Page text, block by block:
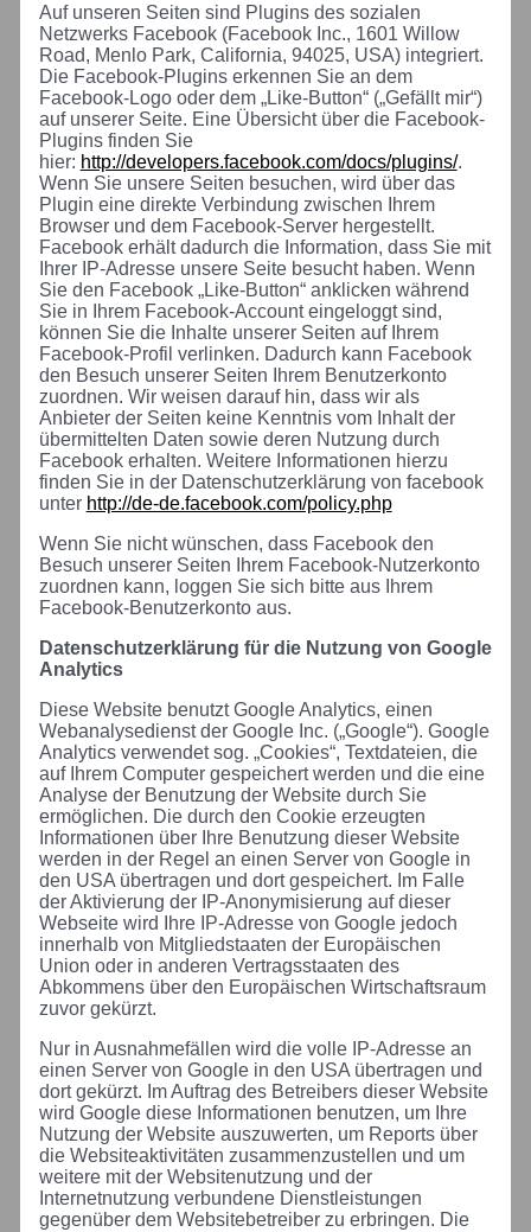
Auf unseren Seiten sind Plugins des sozialen
Netzwerks Facebook (Facebook Inc., 1601 Willow
Road, Menlo Park, California, 94025, USA) integriert.
Die Facebook-Plugins erkennen Sie an dem
Facebook-Logo oder dem „Like-Button“ („Gefällt mir“)
auf unserer Seite. Eine Übersicht über die Facebook-
Plugins finden Sie
hier: http://developers.facebook.com/docs/plugins/.
Wenn Sie unsere Seiten besuchen, wird über das
Plugin eine direkte Verbindung zwischen Ihrem
Browser und dem Facebook-Server hergestellt.
Facebook erhält dadurch die Information, dass Sie mit
Ihrer IP-Adresse unsere Seite besucht haben. Wenn
Sie den Facebook „Like-Button“ anklicken während
Sie in Ihrem Facebook-Account eingeloggt sind,
können Sie die Inhalte unserer Seiten auf Ihrem
Facebook-Profil verlinken. Dadurch kann Facebook
den Besuch unserer Seiten Ihrem Benutzerkonto
zuordnen. Wir weisen darauf hin, dass wir als
Anbieter der Seiten keine Kenntnis vom Inhalt der
übermittelten Daten sowie deren Nutzung durch
Facebook erhalten. Weitere Informationen hierzu
finden Sie in der Datenschutzerklärung von facebook
unter http://de-de.facebook.com/policy.php
Wenn Sie nicht wünschen, dass Facebook den
Besuch unserer Seiten Ihrem Facebook-Nutzerkonto
zuordnen kann, loggen Sie sich bitte aus Ihrem
Facebook-Benutzerkonto aus.
Datenschutzerklärung für die Nutzung von Google
Analytics
Diese Website benutzt Google Analytics, einen
Webanalysedienst der Google Inc. („Google“). Google
Analytics verwendet sog. „Cookies“, Textdateien, die
auf Ihrem Computer gespeichert werden und die eine
Analyse der Benutzung der Website durch Sie
ermöglichen. Die durch den Cookie erzeugten
Informationen über Ihre Benutzung dieser Website
werden in der Regel an einen Server von Google in
den USA übertragen und dort gespeichert. Im Falle
der Aktivierung der IP-Anonymisierung auf dieser
Webseite wird Ihre IP-Adresse von Google jedoch
innerhalb von Mitgliedstaaten der Europäischen
Union oder in anderen Vertragsstaaten des
Abkommens über den Europäischen Wirtschaftsraum
zuvor gekürzt.
Nur in Ausnahmefällen wird die volle IP-Adresse an
einen Server von Google in den USA übertragen und
dort gekürzt. Im Auftrag des Betreibers dieser Website
wird Google diese Informationen benutzen, um Ihre
Nutzung der Website auszuwerten, um Reports über
die Websiteaktivitäten zusammenzustellen und um
weitere mit der Websitenutzung und der
Internetnutzung verbundene Dienstleistungen
gegenüber dem Websitebetreiber zu erbringen. Die